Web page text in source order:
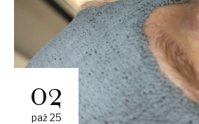
02
paź 25